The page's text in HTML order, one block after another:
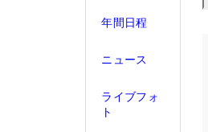
年間日程
ニュース
ライブフォ
ト